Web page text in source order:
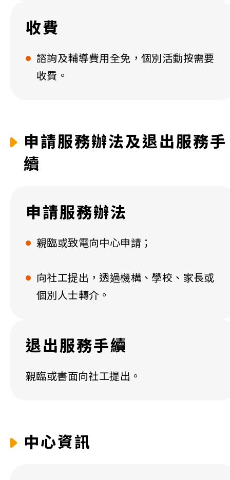
收費
諮詢及輔導費用全免，個別活動按需要
收費。
申請服務辦法及退出服務手
續
申請服務辦法
親臨或致電向中心申請；
向社工提出，透過機構、學校、家長或
個別人士轉介。
退出服務手續
親臨或書面向社工提出。
中心資訊